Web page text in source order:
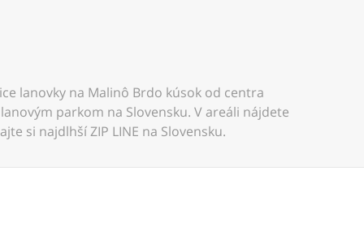
lanovky na Malinô Brdo kúsok od centra
parkom na Slovensku. V areáli nájdete
si najdlhší ZIP LINE na Slovensku.